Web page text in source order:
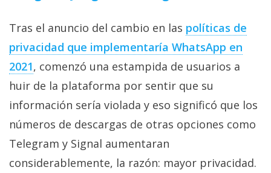
Tras el anuncio del cambio en las políticas de
privacidad que implementaría WhatsApp en
2021, comenzó una estampida de usuarios a
huir de la plataforma por sentir que su
información sería violada y eso significó que los
números de descargas de otras opciones como
Telegram y Signal aumentaran
considerablemente, la razón: mayor privacidad.